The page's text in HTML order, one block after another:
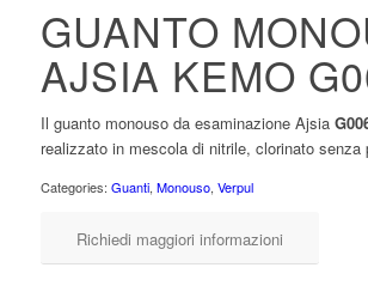
GUANTO
AJSIA KEMO
Il guanto monouso da esaminazione Ajsia
realizzato in mescola di nitrile, clorinato senza
Categories: Guanti, Monouso, Verpul
Richiedi maggiori informazioni